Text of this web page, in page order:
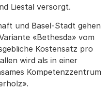
Liestal versorgt.
und Basel-Stadt gehen
«Bethesda» vom
Kostensatz pro
wird als in einer
Kompetenzzentrum